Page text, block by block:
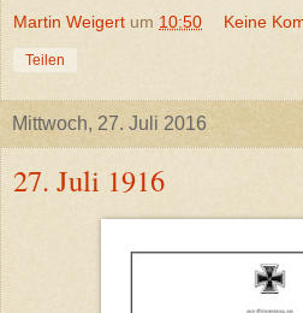
Martin Weigert um 10:50 Keine
Teilen
Mittwoch, 27. Juli 2016
27. Juli 1916